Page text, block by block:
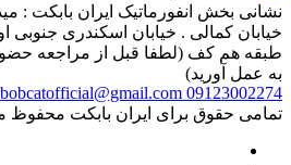
نشانی بخش انفورماتیک ایران بابکت :
طبقه هم کف (لطفا قبل از مراجعه
به عمل آورید)
09123002274
تمامی حقوق برای ایران بابکت محفوظ